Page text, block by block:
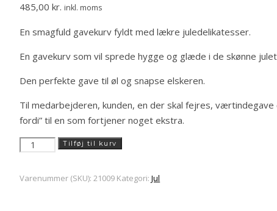
485,00kr. inkl. moms
En smagfuld gavekurv fyldt med lækre juledelikatesser.
En gavekurv som vil sprede hygge og glæde i de skønne
Den perfekte gave til øl og snapse elskeren.
Til medarbejderen, kunden, en der skal fejres, værtindegave
fordi” til en som fortjener noget ekstra.
Julegavekurv
julebryg
Tilføj til kurv
Varenummer (SKU):21009 Kategori:Jul